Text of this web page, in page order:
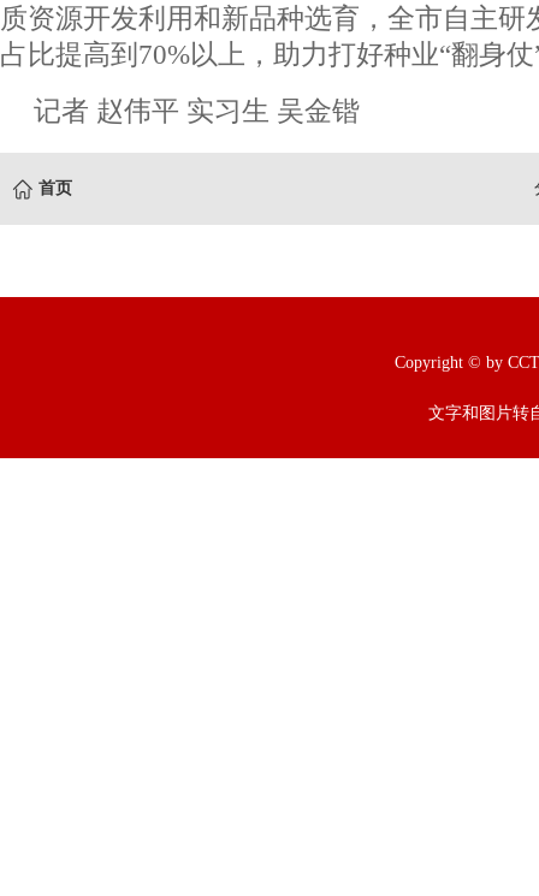
质资源开发利用和新品种选育，全市自主研
占比提高到70%以上，助力打好种业“翻身仗
记者 赵伟平 实习生 吴金锴
首页
Copyright © by
文字和图片转